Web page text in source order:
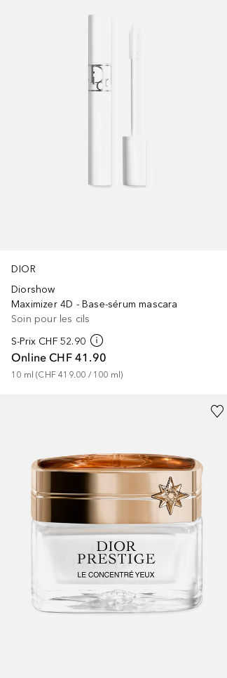
DIOR
Diorshow
Maximizer 4D - Base-sérum mascara
Soin pour les cils
S-Prix CHF 52.90
Online CHF 41.90
10 ml (CHF 419.00 / 100 ml)